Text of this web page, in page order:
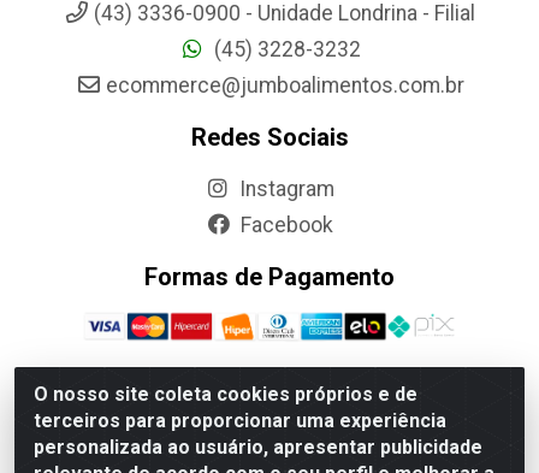
O nosso site coleta cookies próprios e de
terceiros para proporcionar uma experiência
personalizada ao usuário, apresentar publicidade
(43) 3336-0900 - Unidade Londrina - Filial
(45) 3228-3232
ecommerce@jumboalimentos.com.br
Redes Sociais
Instagram
Facebook
Formas de Pagamento
Jumbo Alimentos Cascavel - Matriz - Rua Itatiba Do Sul, 161 -
Santos Dumont, Cascavel-PR - CEP 85804-700- CNPJ